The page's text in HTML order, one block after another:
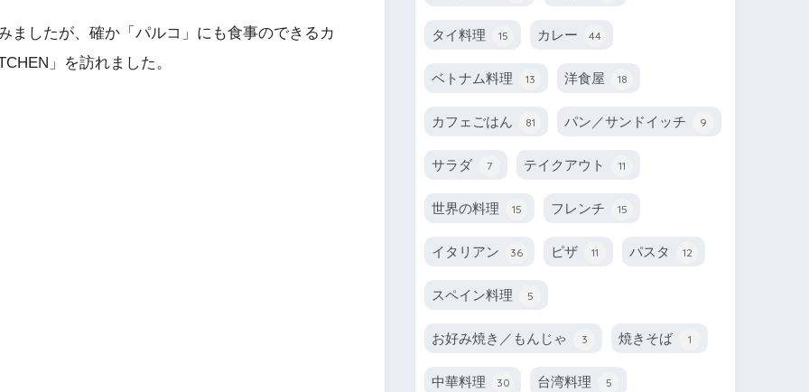
ましたが、確か「パルコ」にも食事のできるカ
」を訪れました。
タイ料理 15 カレー 44
ベトナム料理 13 洋食屋 18
カフェごはん 81 パン／サンドイッチ 9
サラダ 7 テイクアウト 11
世界の料理 15 フレンチ 15
イタリアン 36 ピザ 11 パスタ 12
スペイン料理 5
お好み焼き／もんじゃ 3 焼きそば 1
中華料理 30 台湾料理 5